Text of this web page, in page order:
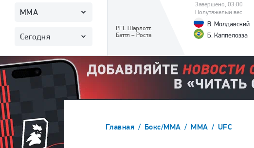
ММА
Сегодня
PFL Шарлотт:
Баттл – Роста
Завершено, 03:00
Полутяжелый вес
В. Молдавский
Б. Каппелозза
Главная Бокс/ММА ММА UFC